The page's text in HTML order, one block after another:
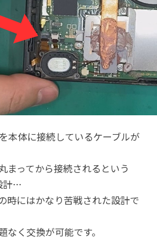
本体に接続しているケーブルが
まってから接続されるという
計…
時にはかなり苦戦された設計で
なく交換が可能です。